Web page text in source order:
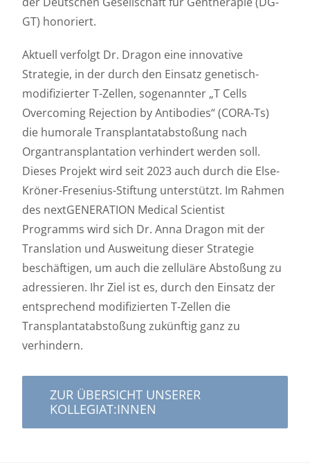
GT) honoriert.
Aktuell verfolgt Dr. Dragon eine innovative
Strategie, in der durch den Einsatz genetisch-
modifizierter T-Zellen, sogenannter „T Cells
Overcoming Rejection by Antibodies“ (CORA-Ts)
die humorale Transplantatabstoßung nach
Organtransplantation verhindert werden soll.
Dieses Projekt wird seit 2023 auch durch die Else-
Kröner-Fresenius-Stiftung unterstützt. Im Rahmen
des nextGENERATION Medical Scientist
Programms wird sich Dr. Anna Dragon mit der
Translation und Ausweitung dieser Strategie
beschäftigen, um auch die zelluläre Abstoßung zu
adressieren. Ihr Ziel ist es, durch den Einsatz der
entsprechend modifizierten T-Zellen die
Transplantatabstoßung zukünftig ganz zu
verhindern.
ZUR ÜBERSICHT UNSERER
KOLLEGIAT:INNEN